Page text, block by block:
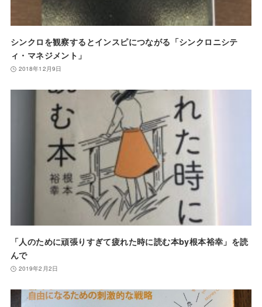
シンクロを観察するとインスピにつながる「シンクロニシテ
ィ・マネジメント」
2018年12月9日
「人のために頑張りすぎて疲れた時に読む本by根本裕幸」を読
んで
2019年2月2日